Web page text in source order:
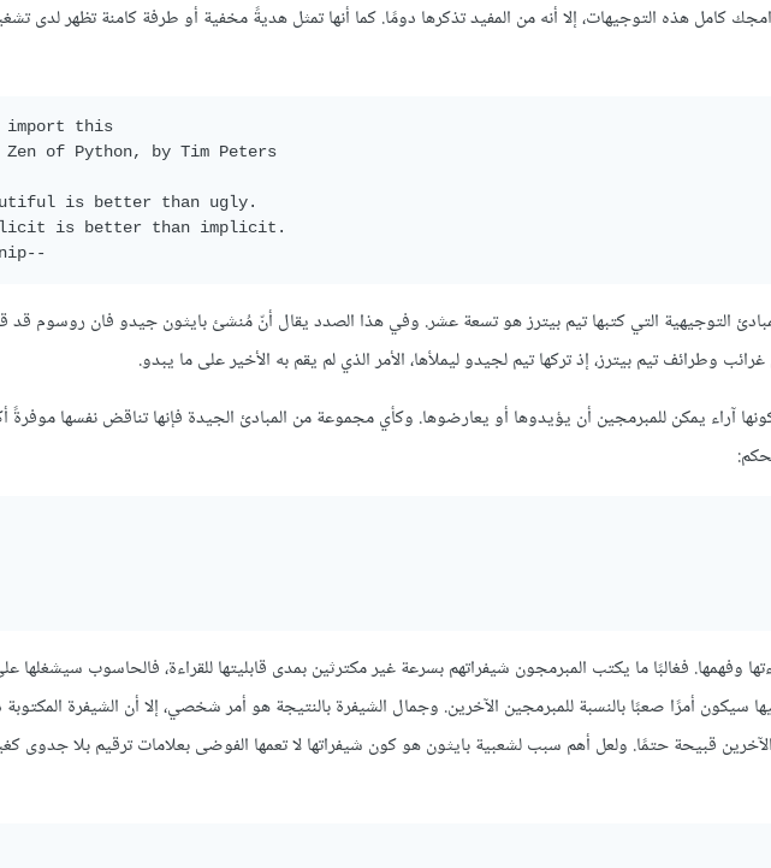
كامل هذه التوجيهات، إلا أنه من المفيد تذكرها دومًا. كما أنها تمثل هديةً مخفية أو طرفة كامنة تظهر لدى
import this
Zen of Python, by Tim Peters
is better than ugly.
is better than implicit.
التوجيهية التي كتبها تيم بيترز هو تسعة عشر. وفي هذا الصدد يقال أنّ مُنشئ بايثون جيدو فان روسوم قد
آراء يمكن للمبرمجين أن يؤيدوها أو يعارضوها. وكأي مجموعة من المبادئ الجيدة فإنها تناقض نفسها موفرةً
وفهمها. فغالبًا ما يكتب المبرمجون شيفراتهم بسرعة غير مكترثين بمدى قابليتها للقراءة، فالحاسوب سيشغلها
سيكون أمرًا صعبًا بالنسبة للمبرمجين الآخرين. وجمال الشيفرة بالنتيجة هو أمر شخصي، إلا أن الشيفرة
قبيحة حتمًا. ولعل أهم سبب لشعبية بايثون هو كون شيفراتها لا تعمها الفوضى بعلامات ترقيم بلا جدوى